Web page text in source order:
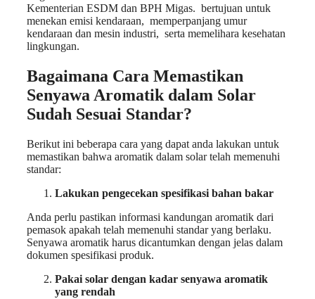
Kementerian ESDM dan BPH Migas. bertujuan untuk
menekan emisi kendaraan, memperpanjang umur
kendaraan dan mesin industri, serta memelihara kesehatan
lingkungan.
Bagaimana Cara Memastikan
Senyawa Aromatik dalam Solar
Sudah Sesuai Standar?
Berikut ini beberapa cara yang dapat anda lakukan untuk
memastikan bahwa aromatik dalam solar telah memenuhi
standar:
Lakukan pengecekan spesifikasi bahan bakar
Anda perlu pastikan informasi kandungan aromatik dari
pemasok apakah telah memenuhi standar yang berlaku.
Senyawa aromatik harus dicantumkan dengan jelas dalam
dokumen spesifikasi produk.
Pakai solar dengan kadar senyawa aromatik
yang rendah